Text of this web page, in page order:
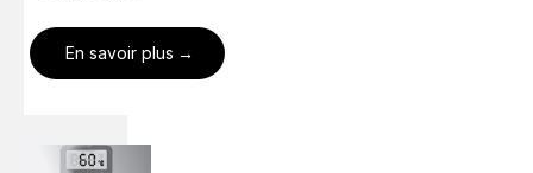
En savoir plus